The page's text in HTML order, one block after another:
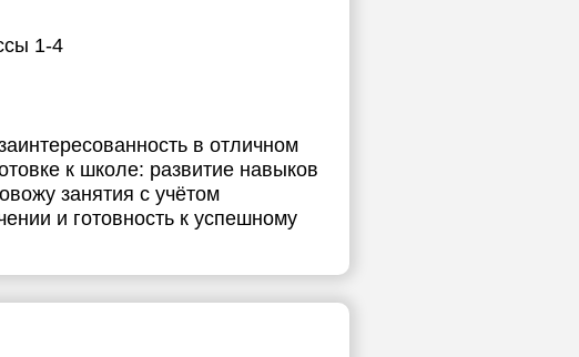
1-4
в отличном
к школе: развитие навыков
занятия с учётом
и готовность к успешному